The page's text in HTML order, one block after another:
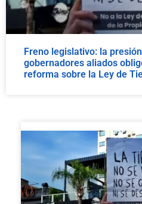
Freno legislativo: la
gobernadores aliados
reforma sobre la Ley de